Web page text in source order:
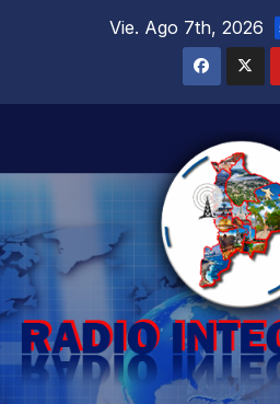
Vie. Ago 7th, 2026